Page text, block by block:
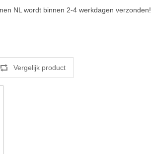
NL wordt binnen 2-4 werkdagen verzonden!